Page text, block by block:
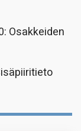
Osakkeiden